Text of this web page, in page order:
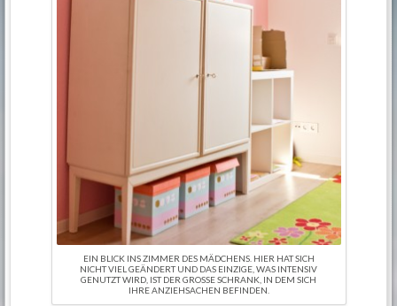
EIN BLICK INS ZIMMER DES MÄDCHENS. HIER HAT SICH
NICHT VIEL GEÄNDERT UND DAS EINZIGE, WAS INTENSIV
GENUTZT WIRD, IST DER GROSSE SCHRANK, IN DEM SICH I
HRE ANZIEHSACHEN BEFINDEN.